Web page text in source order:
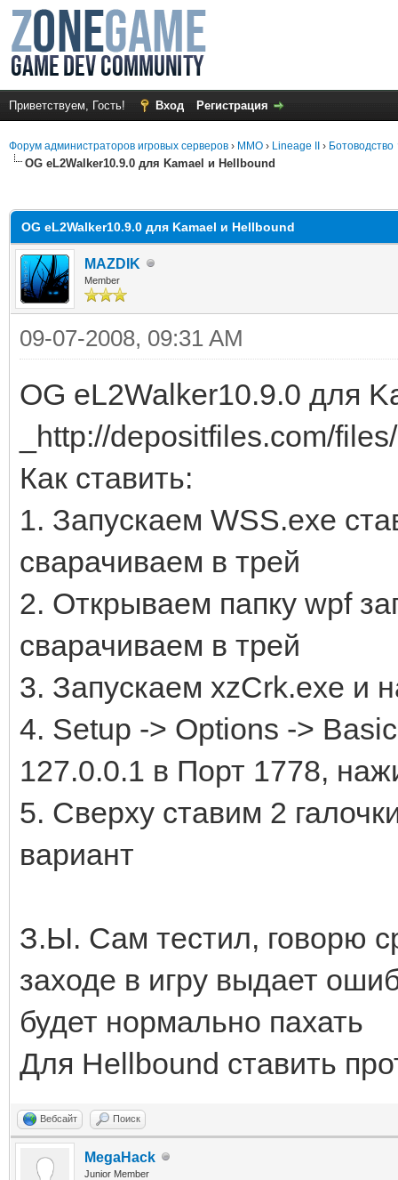
Приветствуем, Гость! Вход Регистрация
Форум администраторов игровых серверов › MMO › Lineage II › Ботоводство
OG eL2Walker10.9.0 для Kamael и Hellbound
OG eL2Walker10.9.0 для Kamael и Hellbound
MAZDIK
Member
09-07-2008, 09:31 AM
OG eL2Walker10.9.0 для
_http://depositfiles.com/
Как ставить:
1. Запускаем WSS.exe
сварачиваем в трей
2. Открываем папку wpf
сварачиваем в трей
3. Запускаем xzCrk.exe и
4. Setup -> Options ->
127.0.0.1 в Порт 1778,
5. Сверху ставим 2
вариант
З.Ы. Сам тестил, говорю
заходе в игру выдает
будет нормально пахать
Для Hellbound ставить
Вебсайт Поиск
MegaHack
Junior Member